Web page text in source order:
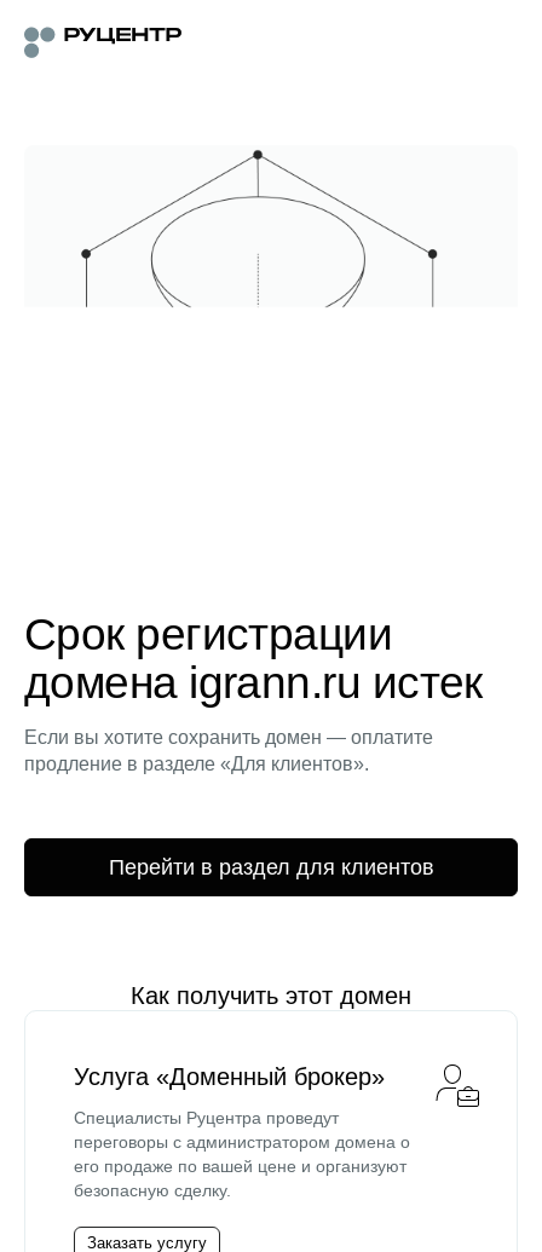
Срок регистрации
домена igrann.ru истек
Если вы хотите сохранить домен — оплатите
продление в разделе «Для клиентов».
Перейти в раздел для клиентов
Как получить этот домен
Услуга «Доменный брокер»
Специалисты Руцентра проведут
переговоры с администратором домена о
его продаже по вашей цене и организуют
безопасную сделку.
Заказать услугу